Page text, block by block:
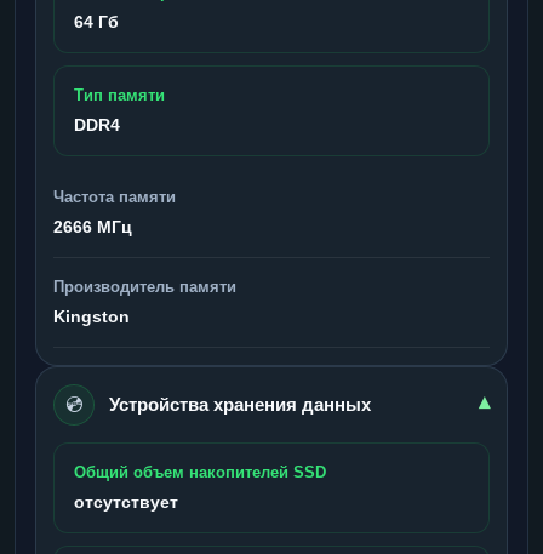
64 Гб
Тип памяти
DDR4
Частота памяти
2666 МГц
Производитель памяти
Kingston
💿 Устройства хранения данных ▾
Общий объем накопителей SSD
отсутствует